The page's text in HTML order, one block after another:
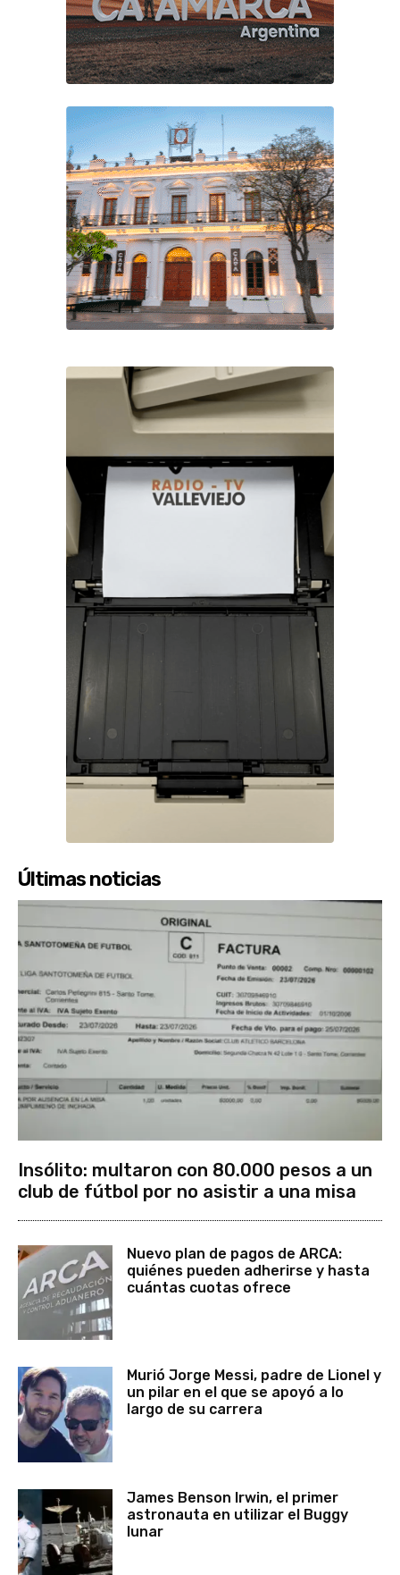
Últimas noticias
Insólito: multaron con 80.000 pesos a un
club de fútbol por no asistir a una misa
Nuevo plan de pagos de ARCA:
quiénes pueden adherirse y hasta
cuántas cuotas ofrece
Murió Jorge Messi, padre de Lionel y
un pilar en el que se apoyó a lo
largo de su carrera
James Benson Irwin, el primer
astronauta en utilizar el Buggy
lunar